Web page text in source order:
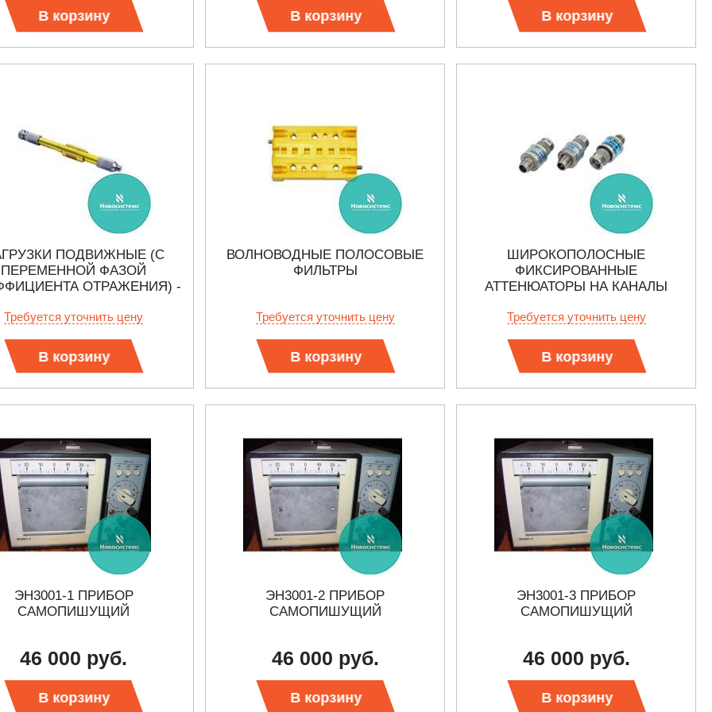
В корзину В корзину В корзину
ПОДВИЖНЫЕ (С
ПЕРЕМЕННОЙ ФАЗОЙ
ОТРАЖЕНИЯ) -
СОПРОТИВЛЕНИЯ
Требуется уточнить цену
В корзину
ВОЛНОВОДНЫЕ ПОЛОСОВЫЕ
ФИЛЬТРЫ
Требуется уточнить цену
В корзину
ШИРОКОПОЛОСНЫЕ
ФИКСИРОВАННЫЕ
АТТЕНЮАТОРЫ НА КАНАЛЫ
Требуется уточнить цену
В корзину
ЭН3001-1 ПРИБОР
САМОПИШУЩИЙ
46 000 руб.
В корзину
ЭН3001-2 ПРИБОР
САМОПИШУЩИЙ
46 000 руб.
В корзину
ЭН3001-3 ПРИБОР
САМОПИШУЩИЙ
46 000 руб.
В корзину